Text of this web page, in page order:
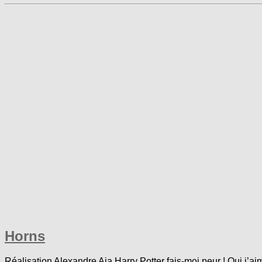
Horns